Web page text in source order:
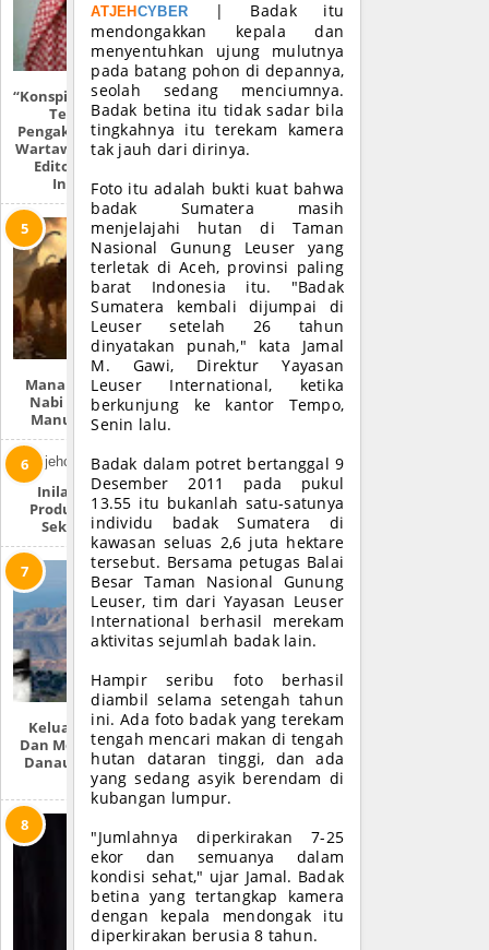
“Konspirasi Metro TV
Terkuak” |
Pengakuan Mantan
Wartawan & Penulis
Editorial Media
Indonesia
Mana Lebih Dulu,
Nabi Adam Atau
Manusia Purba?
Inilah Produk-
Produk Zionis Di
Sekitar Anda
Keluarnya Dajjal
Dan Mengeringnya
Danau Tiberias Di
Israel
ATJEH CYBER
| Badak itu
mendongakkan kepala dan
menyentuhkan ujung mulutnya
pada batang pohon di depannya,
seolah sedang menciumnya.
Badak betina itu tidak sadar bila
tingkahnya itu terekam kamera
tak jauh dari dirinya.
Foto itu adalah bukti kuat bahwa
badak Sumatera masih
menjelajahi hutan di Taman
Nasional Gunung Leuser yang
terletak di Aceh, provinsi paling
barat Indonesia itu. "Badak
Sumatera kembali dijumpai di
Leuser setelah 26 tahun
dinyatakan punah," kata Jamal
M. Gawi, Direktur Yayasan
Leuser International, ketika
berkunjung ke kantor Tempo,
Senin lalu.
Badak dalam potret bertanggal 9
Desember 2011 pada pukul
13.55 itu bukanlah satu-satunya
individu badak Sumatera di
kawasan seluas 2,6 juta hektare
tersebut. Bersama petugas Balai
Besar Taman Nasional Gunung
Leuser, tim dari Yayasan Leuser
International berhasil merekam
aktivitas sejumlah badak lain.
Hampir seribu foto berhasil
diambil selama setengah tahun
ini. Ada foto badak yang terekam
tengah mencari makan di tengah
hutan dataran tinggi, dan ada
yang sedang asyik berendam di
kubangan lumpur.
"Jumlahnya diperkirakan 7-25
ekor dan semuanya dalam
kondisi sehat," ujar Jamal. Badak
betina yang tertangkap kamera
dengan kepala mendongak itu
diperkirakan berusia 8 tahun.